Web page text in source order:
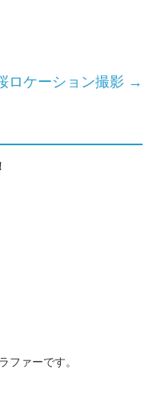
ロケーション撮影 →
ファーです。